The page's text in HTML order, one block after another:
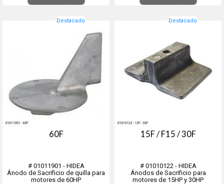
Destacado
60F
# 01011901 - HIDEA
Ánodo de Sacrificio de quilla para
motores de 60HP
Destacado
15F / F15 / 30F
# 01010122 - HIDEA
Ánodos de Sacrificio para
motores de 15HP y 30HP